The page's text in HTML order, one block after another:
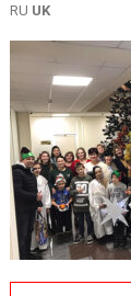
RU UK